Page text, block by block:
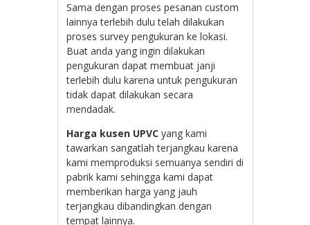
Sama dengan proses pesanan custom
lainnya terlebih dulu telah dilakukan
proses survey pengukuran ke lokasi.
Buat anda yang ingin dilakukan
pengukuran dapat membuat janji
terlebih dulu karena untuk pengukuran
tidak dapat dilakukan secara
mendadak.
Harga kusen UPVC yang kami
tawarkan sangatlah terjangkau karena
kami memproduksi semuanya sendiri di
pabrik kami sehingga kami dapat
memberikan harga yang jauh
terjangkau dibandingkan dengan
tempat lainnya.